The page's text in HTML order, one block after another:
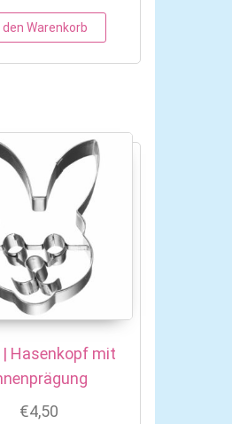
auf der Produktseite gewählt
den Warenkorb
| Hasenkopf mit
€4,50